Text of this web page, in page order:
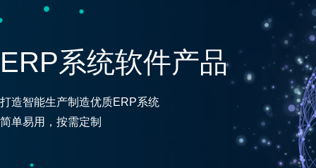
ERP系统软件产品
打造智能生产制造优质ERP系统
简单易用，按需定制